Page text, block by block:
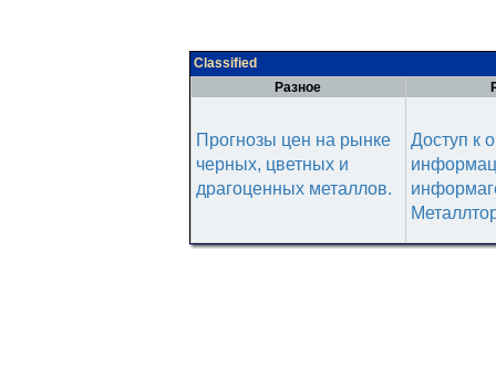
Classified
Разное
Прогнозы цен на рынке
черных, цветных и
драгоценных металлов.
Доступ к